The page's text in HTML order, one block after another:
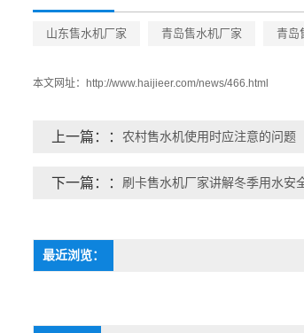
山东售水机厂家 青岛售水机厂家 青岛
本文网址： http://www.haijieer.com/news/466.html
上一篇： 农村售水机使用时应注意的问题
下一篇： 刷卡售水机厂家讲解冬季用水安
最近浏览：